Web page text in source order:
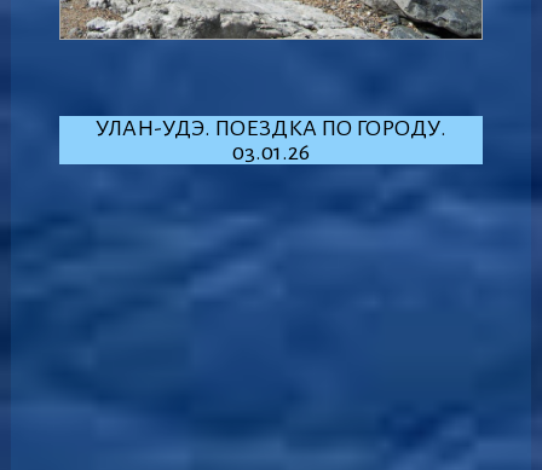
УЛАН-УДЭ. ПОЕЗДКА ПО ГОРОДУ.
03.01.26